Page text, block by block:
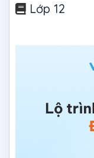
Lớp 12